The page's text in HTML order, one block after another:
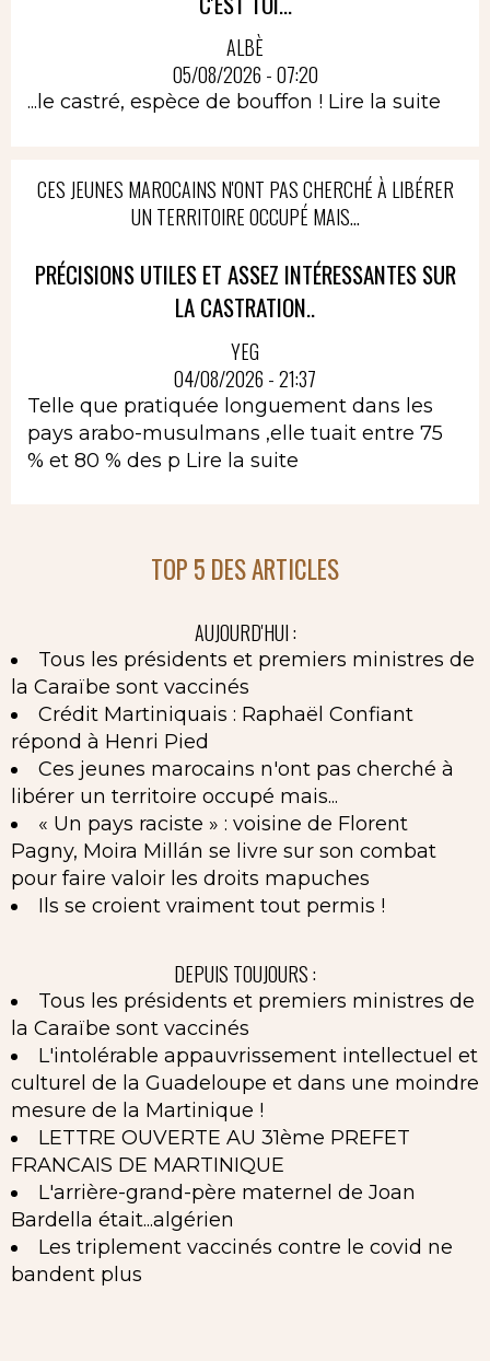
ALBÈ
05/08/2026 - 07:20
...le castré, espèce de bouffon ! Lire la suite
CES JEUNES MAROCAINS N'ONT PAS CHERCHÉ À LIBÉRER
UN TERRITOIRE OCCUPÉ MAIS...
PRÉCISIONS UTILES ET ASSEZ INTÉRESSANTES SUR
LA CASTRATION..
YEG
04/08/2026 - 21:37
Telle que pratiquée longuement dans les
pays arabo-musulmans ,elle tuait entre 75
% et 80 % des p Lire la suite
TOP 5 DES ARTICLES
AUJOURD'HUI :
Tous les présidents et premiers ministres de
la Caraïbe sont vaccinés
Crédit Martiniquais : Raphaël Confiant
répond à Henri Pied
Ces jeunes marocains n'ont pas cherché à
libérer un territoire occupé mais...
« Un pays raciste » : voisine de Florent
Pagny, Moira Millán se livre sur son combat
pour faire valoir les droits mapuches
Ils se croient vraiment tout permis !
DEPUIS TOUJOURS :
Tous les présidents et premiers ministres de
la Caraïbe sont vaccinés
L'intolérable appauvrissement intellectuel et
culturel de la Guadeloupe et dans une moindre
mesure de la Martinique !
LETTRE OUVERTE AU 31ème PREFET
FRANCAIS DE MARTINIQUE
L'arrière-grand-père maternel de Joan
Bardella était...algérien
Les triplement vaccinés contre le covid ne
bandent plus